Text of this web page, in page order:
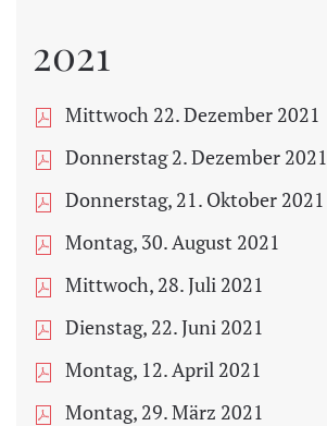
2021
Mittwoch 22. Dezember 2021
Donnerstag 2. Dezember 2021
Donnerstag, 21. Oktober 2021
Montag, 30. August 2021
Mittwoch, 28. Juli 2021
Dienstag, 22. Juni 2021
Montag, 12. April 2021
Montag, 29. März 2021